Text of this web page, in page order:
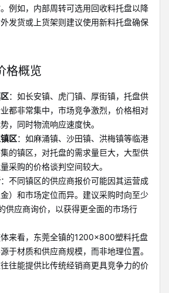
例如，内部周转可选用回收料托盘以降
发货或上货架则建议使用新料托盘确保
格概览
：如长安镇、虎门镇、厚街镇，托盘供
都非常集中，市场竞争激烈，价格相对
，同时物流响应速度快。
区：如麻涌镇、沙田镇、洪梅镇等临港
的镇区，对托盘的需求量巨大，大型供
采购的价格谈判空间较大。
：不同镇区的供应商报价可能因其运营成
）和市场定位而异。建议采购时向至少
供应商询价，以获得更全面的市场行
体来看，东莞全镇的1200×800塑料托盘
于材质和供应商规模，而非地理位置。
往能提供比传统经销商更具竞争力的价